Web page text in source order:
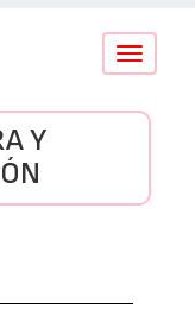
Conmutar
Y